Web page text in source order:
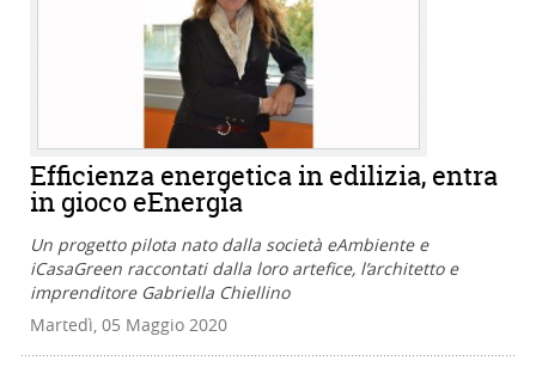
Efficienza energetica in edilizia, entra
in gioco eEnergia
Un progetto pilota nato dalla società eAmbiente e
iCasaGreen raccontati dalla loro artefice, l’architetto e
imprenditore Gabriella Chiellino
Martedì, 05 Maggio 2020